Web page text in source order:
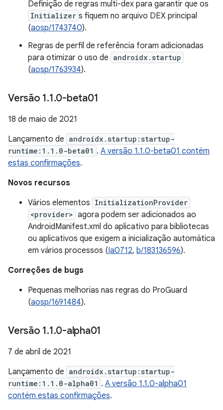
Definição de regras multi-dex para garantir que os
Initializer s fiquem no arquivo DEX principal
(aosp/1743740).
Regras de perfil de referência foram adicionadas
para otimizar o uso de androidx.startup
(aosp/1763934).
Versão 1.1.0-beta01
18 de maio de 2021
Lançamento de androidx.startup:startup-
runtime:1.1.0-beta01 . A versão 1.1.0-beta01 contém
estas confirmações.
Novos recursos
Vários elementos InitializationProvider
<provider> agora podem ser adicionados ao
AndroidManifest.xml do aplicativo para bibliotecas
ou aplicativos que exigem a inicialização automática
em vários processos (Ia0712, b/183136596).
Correções de bugs
Pequenas melhorias nas regras do ProGuard
(aosp/1691484).
Versão 1.1.0-alpha01
7 de abril de 2021
Lançamento de androidx.startup:startup-
runtime:1.1.0-alpha01 . A versão 1.1.0-alpha01
contém estas confirmações.